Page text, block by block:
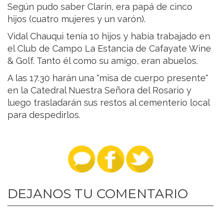
Según pudo saber Clarín, era papá de cinco
hijos (cuatro mujeres y un varón).
​Vidal Chauqui tenía 10 hijos y había trabajado en
el Club de Campo La Estancia de Cafayate Wine
& Golf. Tanto él como su amigo, eran abuelos.
A las 17.30 harán una "misa de cuerpo presente"
en la Catedral Nuestra Señora del Rosario y
luego trasladarán sus restos al cementerio local
para despedirlos.
DEJANOS TU COMENTARIO